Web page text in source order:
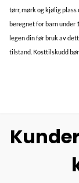
tørr, mørk og kjølig
beregnet for barn under
legen din før bruk av
tilstand. Kosttilskudd